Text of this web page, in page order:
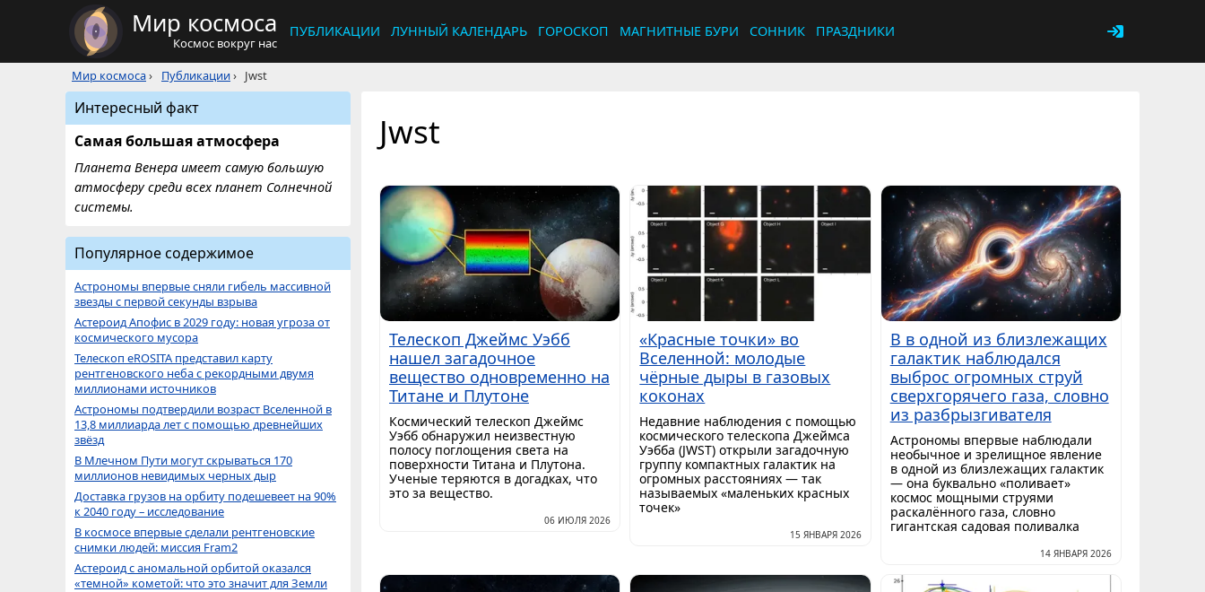
Мир космоса
Космос вокруг нас
ПУБЛИКАЦИИ ЛУННЫЙ КАЛЕНДАРЬ ГОРОСКОП МАГНИТНЫЕ БУРИ СОННИК ПРАЗДНИКИ
Мир космоса› Публикации› Jwst
Jwst
Телескоп Джеймс Уэбб
нашел загадочное
вещество одновременно на
Титане и Плутоне
Космический телескоп Джеймс
Уэбб обнаружил неизвестную
полосу поглощения света на
поверхности Титана и Плутона.
Ученые теряются в догадках, что
это за вещество.
06 ИЮЛЯ 2026
«Красные точки» во
Вселенной: молодые
чёрные дыры в газовых
коконах
Недавние наблюдения с помощью
космического телескопа Джеймса
Уэбба (JWST) открыли загадочную
группу компактных галактик на
огромных расстояниях — так
называемых «маленьких красных
точек»
15 ЯНВАРЯ 2026
В в одной из близлежащих
галактик наблюдался
выброс огромных струй
сверхгорячего газа, словно
из разбрызгивателя
Астрономы впервые наблюдали
необычное и зрелищное явление
в одной из близлежащих галактик
— она буквально «поливает»
космос мощными струями
раскалённого газа, словно
гигантская садовая поливалка
14 ЯНВАРЯ 2026
Интересный факт
Самая большая атмосфера
Планета Венера имеет самую большую
атмосферу среди всех планет Солнечной
системы.
Популярное содержимое
Астрономы впервые сняли гибель массивной
звезды с первой секунды взрыва
Астероид Апофис в 2029 году: новая угроза от
космического мусора
Телескоп eROSITA представил карту
рентгеновского неба с рекордными двумя
миллионами источников
Астрономы подтвердили возраст Вселенной в
13,8 миллиарда лет с помощью древнейших
звёзд
В Млечном Пути могут скрываться 170
миллионов невидимых черных дыр
Доставка грузов на орбиту подешевеет на 90%
к 2040 году – исследование
В космосе впервые сделали рентгеновские
снимки людей: миссия Fram2
Астероид с аномальной орбитой оказался
«темной» кометой: что это значит для Земли